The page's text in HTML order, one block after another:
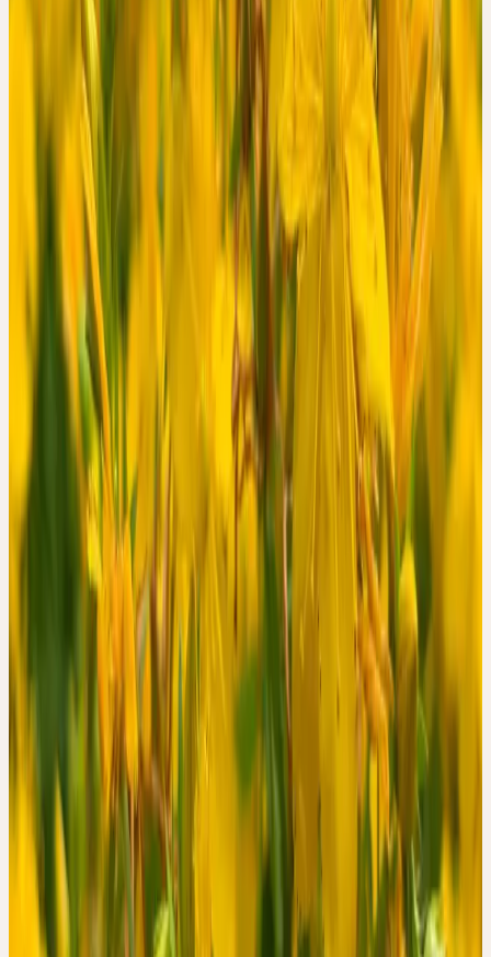
zeigten sich vergleichbare Verläufe.
WAS DIE STUDIE ZEIGT
Der HAM-D-17-Score sank bei den mit der Ceres Hypericum
Urtinktur behandelten Patientinnen und Patienten im
Beobachtungszeitraum um 49 % (strenge Auswertung, 42
Personen) beziehungsweise 52 % (erweiterte Auswertung, 51
Personen). In den Vergleichsstudien mit hochdosierten
Trockenextrakten lag dieser Rückgang zwischen 45 % und 59 %.
Als Responder — also Personen mit einem Rückgang des HAM-
D-17-Scores um mindestens 50 % — galten in der
Beobachtungsstudie 50 % beziehungsweise 57 % der
Teilnehmenden. Die Vergleichsstudien berichteten Responderraten
zwischen 42 % und 70 %.
Unerwünschte Ereignisse wurden bei 4 % der Teilnehmenden
dokumentiert — in den Vergleichsstudien mit Trockenextrakten
lag dieser Anteil zwischen 20 % und 39 %. Eine Patientin
berichtete von verstärkten Hitzewallungen; der behandelnde Arzt
schätzte einen wahrscheinlichen Zusammenhang mit der Urtinktur
als gegeben ein. Ein Patient wünschte nach drei Wochen den
Wechsel zu einem synthetischen Antidepressivum — dieser
Entscheid wurde nicht auf die Urtinktur zurückgeführt.
ZUR EINORDNUNG: WAS DIE STUDIE NICHT ZEIGT
Die Autorinnen und Autoren betonen ausdrücklich die Grenzen
dieser Arbeit. Als Beobachtungsstudie ohne Kontrollgruppe lässt
sie keine Aussagen über Kausalität zu. Placeboeffekte, die
begleitende ärztliche Unterstützung sowie die natürliche